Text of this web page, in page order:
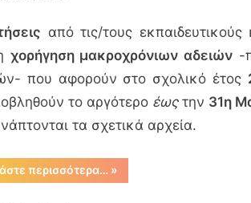
27”
από τις/τους
χορήγηση μακροχρόνιων αδειών -
που αφορούν στο σχολικό έτος
το αργότερο έωςτην 31η
τα σχετικά αρχεία.
περισσότερα… “Χορήγηση
μακροχρόνιων
»